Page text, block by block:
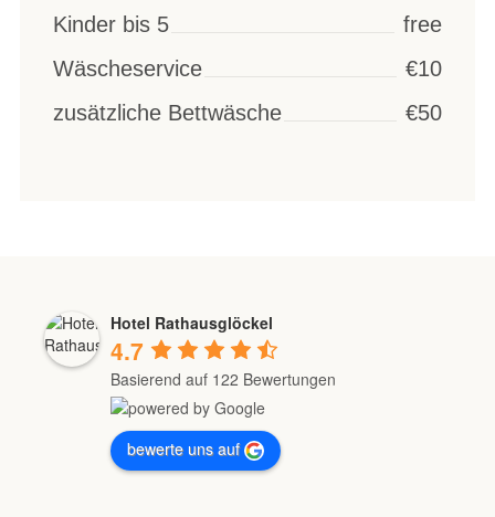
Kinder bis 5
free
Wäscheservice
€10
zusätzliche Bettwäsche
€50
Hotel Rathausglöckel
4.7
Basierend auf 122 Bewertungen
bewerte uns auf